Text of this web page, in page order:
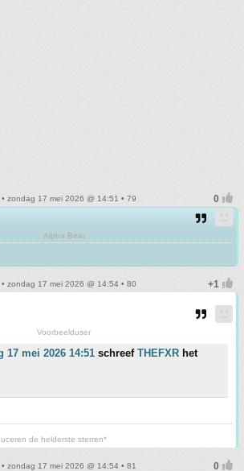
• zondag 17 mei 2026 @ 14:51 • 79
Alpha Bear
• zondag 17 mei 2026 @ 14:54 • 80
Voorbeelduser
17 mei 2026 14:51 schreef THEFXR het
de helderste sterren*
• zondag 17 mei 2026 @ 14:54 • 81